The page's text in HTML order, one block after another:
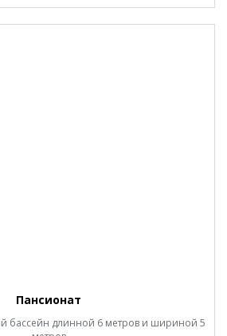
Пансионат
бассейн длинной 6 метров и шириной 5